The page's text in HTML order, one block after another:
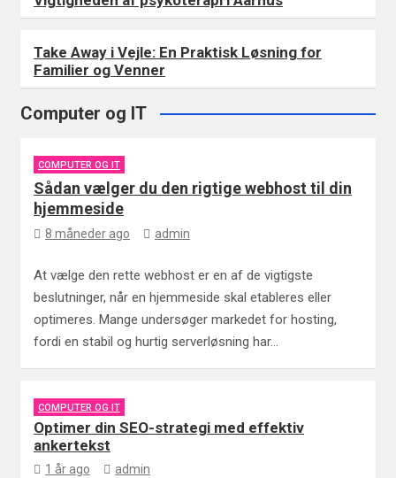
Take Away i Vejle: En Praktisk Løsning for
Familier og Venner
Computer og IT
COMPUTER OG IT
Sådan vælger du den rigtige webhost til din
hjemmeside
8 måneder ago admin
At vælge den rette webhost er en af de vigtigste
beslutninger, når en hjemmeside skal etableres eller
optimeres. Mange undersøger markedet for hosting,
fordi en stabil og hurtig serverløsning har…
COMPUTER OG IT
Optimer din SEO-strategi med effektiv
ankertekst
1 år ago admin